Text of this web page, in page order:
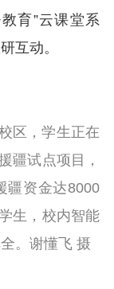
育”云课堂系
互动。
区，学生正在
疆试点项目，
疆资金达8000
生，校内智能
。谢懂飞 摄